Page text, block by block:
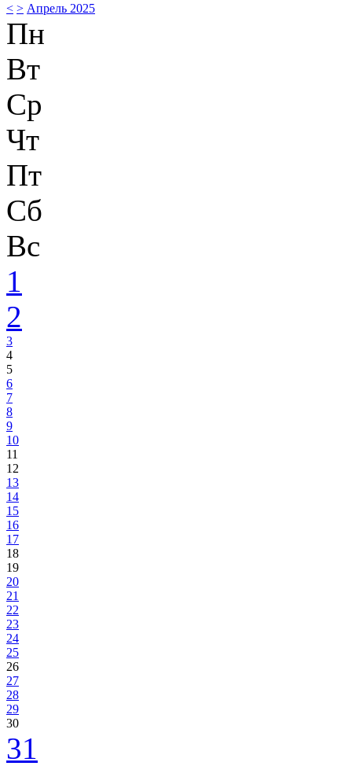
< > Апрель 2025
Пн
Вт
Ср
Чт
Пт
Сб
Вс
1
2
3
4
5
6
7
8
9
10
11
12
13
14
15
16
17
18
19
20
21
22
23
24
25
26
27
28
29
30
31